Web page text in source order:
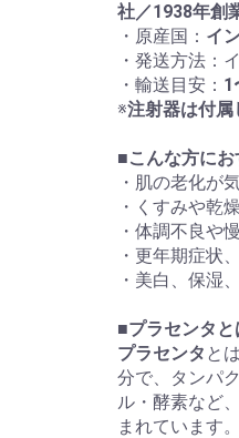
社／1938年創
・原産国： イ
・発送方法：
・輸送目安： 1
※注射器は付
■こんな方に
・肌の老化が
・くすみや乾
・体調不良や
・更年期症状
・美白、保湿
■プラセンタと
プラセンタ と
分で、タンパ
ル・酵素など
まれています